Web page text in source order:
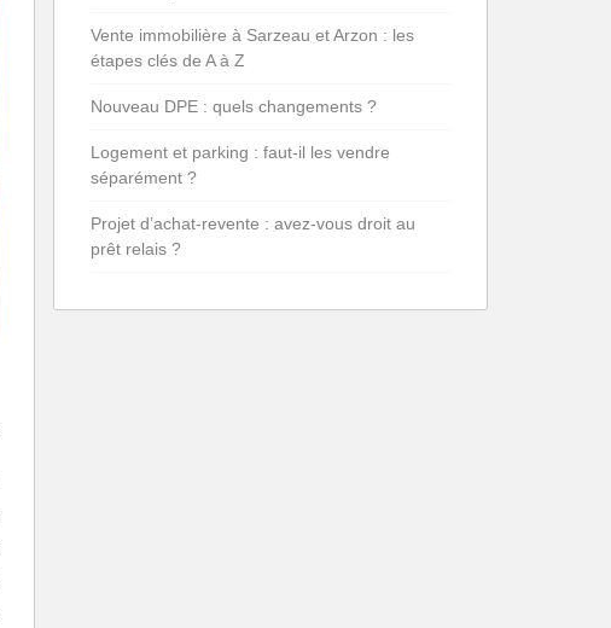
Vente immobilière à Sarzeau et Arzon : les
étapes clés de A à Z
Nouveau DPE : quels changements ?
Logement et parking : faut-il les vendre
séparément ?
Projet d’achat-revente : avez-vous droit au
prêt relais ?